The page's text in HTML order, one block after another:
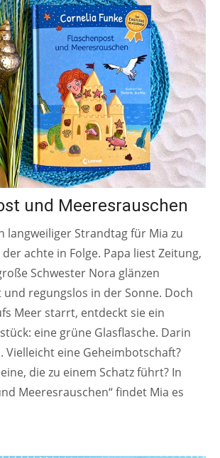
und Meeresrauschen
langweiliger Strandtag für Mia zu
achte in Folge. Papa liest Zeitung,
Schwester Nora glänzen
regungslos in der Sonne. Doch
Meer starrt, entdeckt sie ein
eine grüne Glasflasche. Darin
Vielleicht eine Geheimbotschaft?
die zu einem Schatz führt? In
Meeresrauschen“ findet Mia es